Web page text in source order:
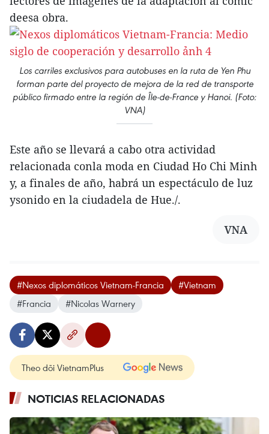
deesa obra.
Los carriles exclusivos para autobuses en la ruta de Yen Phu
forman parte del proyecto de mejora de la red de transporte
público firmado entre la región de Île-de-France y Hanoi. (Foto:
VNA)
Este año se llevará a cabo otra actividad
relacionada conla moda en Ciudad Ho Chi Minh
y, a finales de año, habrá un espectáculo de luz
ysonido en la ciudadela de Hue./.
VNA
#Nexos diplomáticos Vietnam-Francia
#Vietnam
#Francia
#Nicolas Warnery
Theo dõi VietnamPlus
NOTICIAS RELACIONADAS